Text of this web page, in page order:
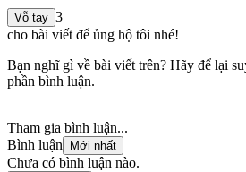
Vỗ tay 3
cho bài viết để ủng hộ tôi nhé!
Bạn nghĩ gì về bài viết trên? Hãy để lại
phần bình luận.
Tham gia bình luận...
Bình luận
Mới nhất
Chưa có bình luận nào.